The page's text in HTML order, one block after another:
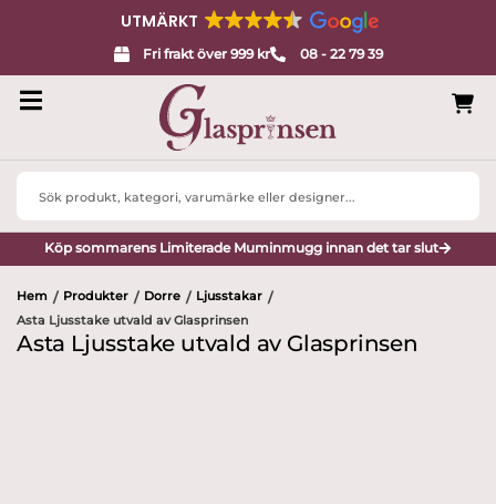
UTMÄRKT
Fri frakt över 999 kr 08 - 22 79 39
Search
Köp sommarens Limiterade Muminmugg innan det tar slut
Hem / Produkter / Dorre / Ljusstakar /
Asta Ljusstake utvald av Glasprinsen
Asta Ljusstake utvald av Glasprinsen